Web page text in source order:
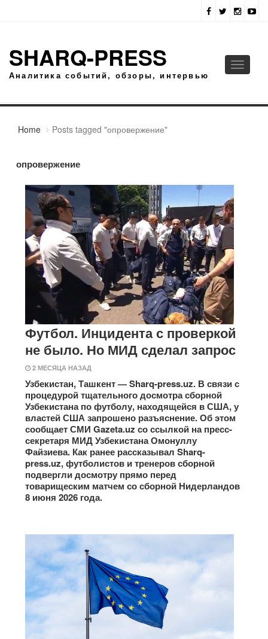
SHARQ-PRESS
Аналитика событий, обзоры, интервью
Toggle
Home Posts tagged "опровержение"
опровержение
Футбол. Инцидента с проверкой
не было. Но МИД сделал запрос
2 МЕСЯЦА НАЗАД
Узбекистан, Ташкент — Sharq-press.uz. В связи с
процедурой тщательного досмотра сборной
Узбекистана по футболу, находящейся в США, у
властей США запрошено разъяснение. Об этом
сообщает СМИ Gazeta.uz со ссылкой на пресс-
секретаря МИД Узбекистана Омонуллу
Файзиева. Как ранее рассказывал Sharq-
press.uz, футболистов и тренеров сборной
подвергли досмотру прямо перед
товарищеским матчем со сборной Нидерландов
8 июня 2026 года.